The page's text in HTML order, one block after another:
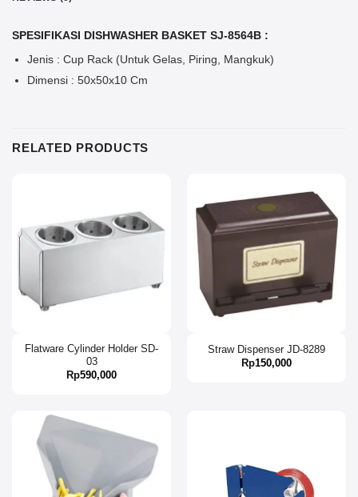
SPESIFIKASI DISHWASHER BASKET SJ-8564B :
Jenis : Cup Rack (Untuk Gelas, Piring, Mangkuk)
Dimensi : 50x50x10 Cm
RELATED PRODUCTS
Flatware Cylinder Holder SD-
03
Rp590,000
Straw Dispenser JD-8289
Rp150,000